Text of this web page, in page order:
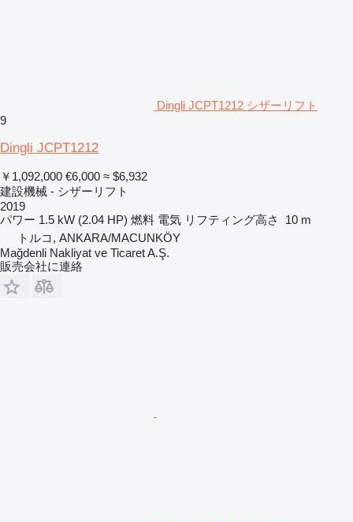
Dingli JCPT1212 シザーリフト
9
Dingli JCPT1212
￥1,092,000 €6,000 ≈ $6,932
建設機械 - シザーリフト
2019
パワー 1.5 kW (2.04 HP) 燃料 電気 リフティング高さ
10 m
トルコ, ANKARA/MACUNKÖY
Mağdenli Nakliyat ve Ticaret A.Ş.
販売会社に連絡